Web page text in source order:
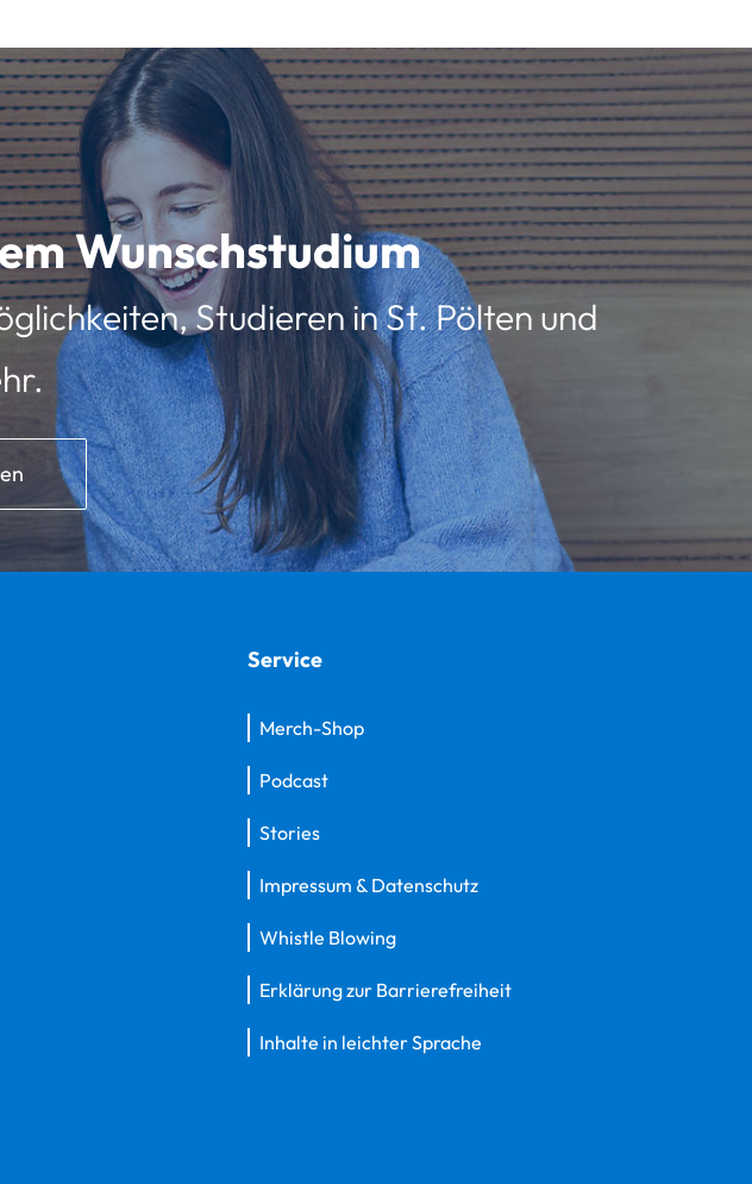
Wunschstudium
Studieren in St. Pölten und
Service
Merch-Shop
Podcast
Stories
Impressum & Datenschutz
Whistle Blowing
Erklärung zur Barrierefreiheit
Inhalte in leichter Sprache